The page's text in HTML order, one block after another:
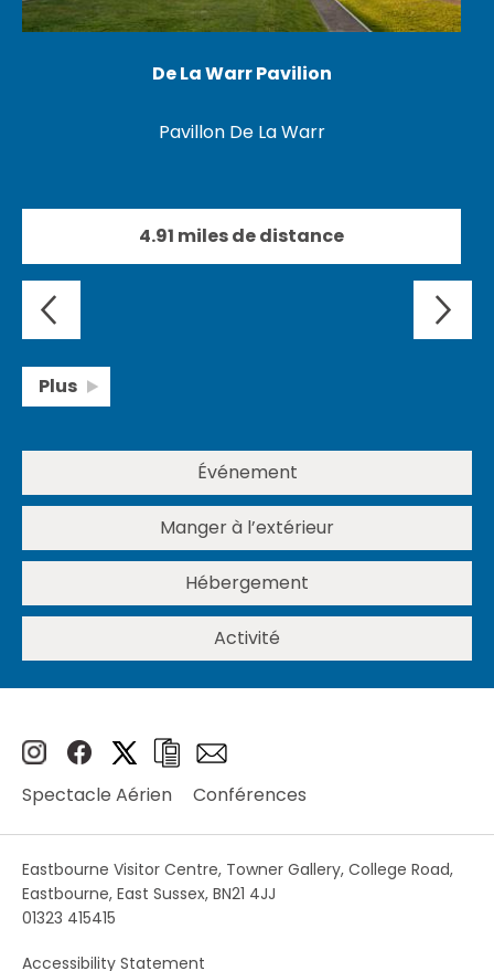
De La Warr Pavilion
Pavillon De La Warr
4.91 miles de distance
Plus
Événement
Manger à l’extérieur
Hébergement
Activité
Spectacle Aérien Conférences
Eastbourne Visitor Centre, Towner Gallery, College Road,
Eastbourne, East Sussex, BN21 4JJ
01323 415415
Accessibility Statement